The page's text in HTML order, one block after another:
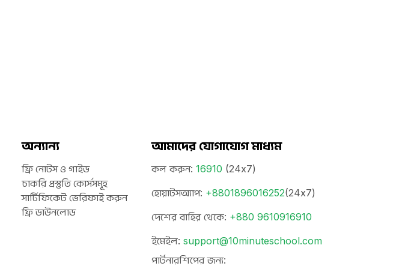
অন্যান্য
ফ্রি নোটস ও গাইড
চাকরি প্রস্তুতি কোর্সসমূহ
সার্টিফিকেট ভেরিফাই করুন
ফ্রি ডাউনলোড
আমাদের যোগাযোগ মাধ্যম
কল করুন: 16910 (24x7)
হোয়াটসঅ্যাপ: +8801896016252(24x7)
দেশের বাহির থেকে: +880 9610916910
ইমেইল: support@10minuteschool.com
পার্টনারশিপের জন্য: